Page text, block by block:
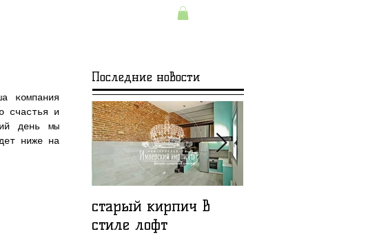
компания
счастья и
день мы
ниже на
Последние новости
старый кирпич в
стиле лофт